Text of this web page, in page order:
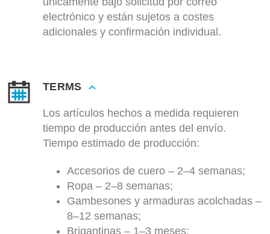
electrónico y están sujetos a costes
adicionales y confirmación individual.
TERMS
Los artículos hechos a medida requieren
tiempo de producción antes del envío.
Tiempo estimado de producción:
Accesorios de cuero – 2–4 semanas;
Ropa – 2–8 semanas;
Gambesones y armaduras acolchadas –
8–12 semanas;
Brigantinas – 1–3 meses;